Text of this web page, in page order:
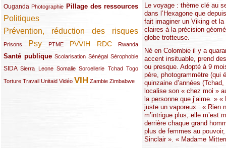
Ouganda
(29/289) Photographie
(27/289) Pillage des ressources
(77/289)
Politiques
(120/289)
Prévention, réduction des risques
(131/289)
Prisons
(22/289) Psy
(119/289) PTME
(12/289) PVVIH
(111/289) RDC
(104/289) Rwanda
(23/289)
Santé publique
(59/289) Scolarisation
(9/289) Sénégal
(13/289) Sérophobie
(19/289)
SIDA
(29/289)Sierra Leone
(13/289) Somalie
(12/289) Sorcellerie
(19/289) Tchad
(10/289) Togo
(15/289)
Torture
(17/289)Travail
(21/289) Unitaid
(26/289) Vidéo
(23/289) VIH
(154/289) Zambie
(12/289) Zimbabwe
(21/289)
Le voyage : thème clé au
dans l’Hexagone que
fait imaginer un Viking et
claires à la précision
globe trotteuse.
Né en Colombie il y a
accent insituable, prend
ou presque. Adopté à 9
père, photogrammètre (qui
quinzaine d’années
localise son « chez moi »
la personne que j’aime. »
juste un vaporeux : « Rien
m’intrigue plus, elle m’est
derrière chaque grand
plus de femmes au
Sinclair ». « Madame